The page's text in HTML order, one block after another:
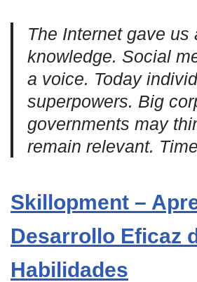
The Internet gave us
knowledge. Social
a voice. Today
superpowers. Big
governments may
remain relevant.
Skillopment –
Desarrollo Eficaz
Habilidades